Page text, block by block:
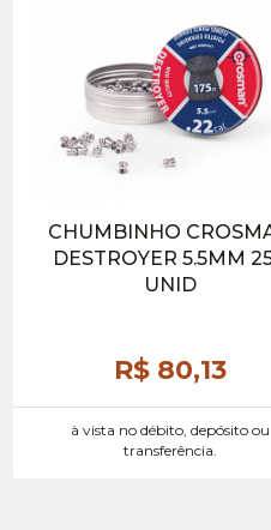
CHUMBINHO
DESTROYER 5.5MM
UNID
R$ 80,13
à vista no débito, depósito ou
transferência.